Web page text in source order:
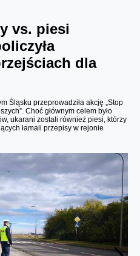
vs. piesi
dla
Śląsku przeprowadziła akcję „Stop
Choć głównym celem było
ukarani zostali również piesi, którzy
łamali przepisy w rejonie